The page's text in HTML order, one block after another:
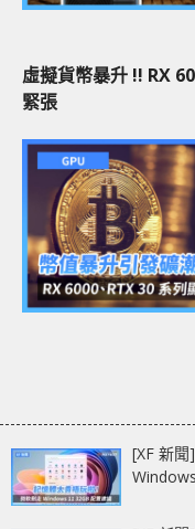
虛擬貨幣暴升 !! RX
緊張
[XF 新